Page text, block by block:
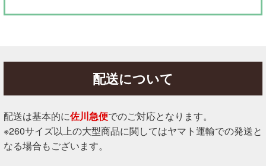
配送について
配送は基本的に佐川急便でのご対応となります。
※260サイズ以上の大型商品に関してはヤマト運輸での発送と
なる場合もございます。